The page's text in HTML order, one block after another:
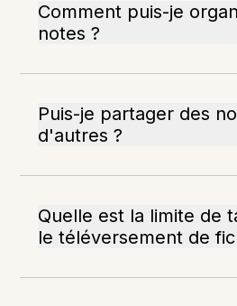
Comment puis-je
notes ?
Puis-je partager des
d'autres ?
Quelle est la limite de
le téléversement de